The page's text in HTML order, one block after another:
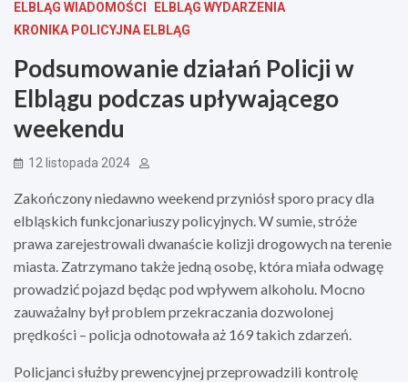
ELBLĄG WIADOMOŚCI
ELBLĄG WYDARZENIA
KRONIKA POLICYJNA ELBLĄG
Podsumowanie działań Policji w
Elblągu podczas upływającego
weekendu
12 listopada 2024
Zakończony niedawno weekend przyniósł sporo pracy dla
elbląskich funkcjonariuszy policyjnych. W sumie, stróże
prawa zarejestrowali dwanaście kolizji drogowych na terenie
miasta. Zatrzymano także jedną osobę, która miała odwagę
prowadzić pojazd będąc pod wpływem alkoholu. Mocno
zauważalny był problem przekraczania dozwolonej
prędkości – policja odnotowała aż 169 takich zdarzeń.
Policjanci służby prewencyjnej przeprowadzili kontrolę